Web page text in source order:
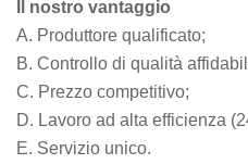
Il nostro vantaggio
A. Produttore qualificato;
B. Controllo di qualità
C. Prezzo competitivo;
D. Lavoro ad alta efficienza
E. Servizio unico.